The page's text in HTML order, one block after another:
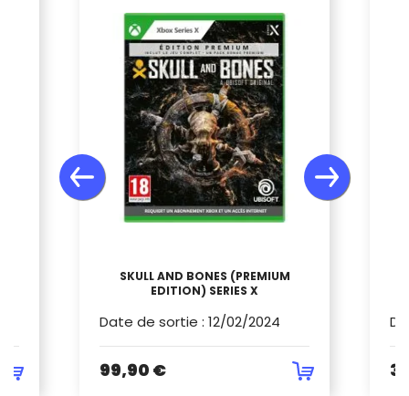
SKULL AND BONES (PREMIUM
EDITION) SERIES X
Date de sortie : 12/02/2024
99,90 €